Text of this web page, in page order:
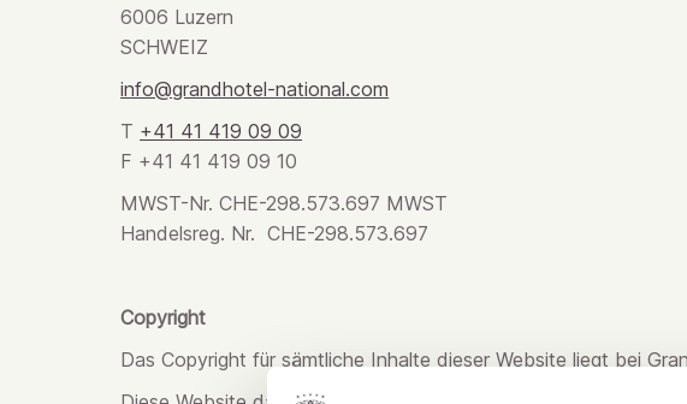
6006 Luzern
SCHWEIZ
info@grandhotel-national.com
T +41 41 419 09 09
F +41 41 419 09 10
MWST-Nr. CHE-298.573.697 MWST
Handelsreg. Nr. CHE-298.573.697
Copyright
Das Copyright für sämtliche Inhalte dieser Website liegt bei